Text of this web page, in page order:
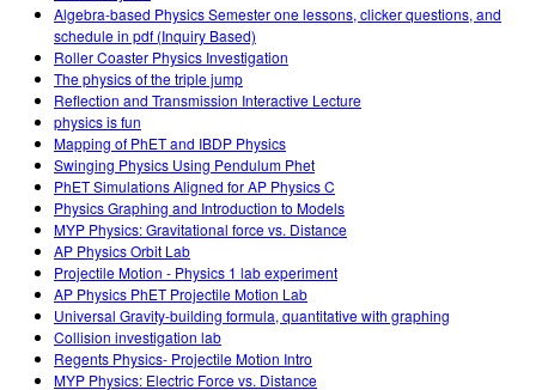
Algebra-based Physics Semester one lessons, clicker questions, and
schedule in pdf (Inquiry Based)
Roller Coaster Physics Investigation
The physics of the triple jump
Reflection and Transmission Interactive Lecture
physics is fun
Mapping of PhET and IBDP Physics
Swinging Physics Using Pendulum Phet
PhET Simulations Aligned for AP Physics C
Physics Graphing and Introduction to Models
MYP Physics: Gravitational force vs. Distance
AP Physics Orbit Lab
Projectile Motion - Physics 1 lab experiment
AP Physics PhET Projectile Motion Lab
Universal Gravity-building formula, quantitative with graphing
Collision investigation lab
Regents Physics- Projectile Motion Intro
MYP Physics: Electric Force vs. Distance